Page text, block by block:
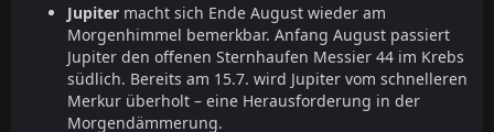
Jupiter macht sich Ende August wieder am
Morgenhimmel bemerkbar. Anfang August passiert
Jupiter den offenen Sternhaufen Messier 44 im Krebs
südlich. Bereits am 15.7. wird Jupiter vom schnelleren
Merkur überholt – eine Herausforderung in der
Morgendämmerung.